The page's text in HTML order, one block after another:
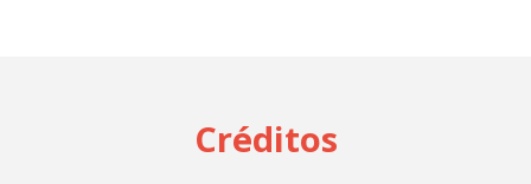
Créditos